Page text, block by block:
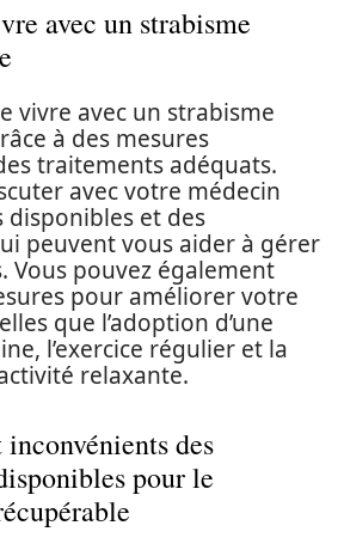
avec un strabisme
vivre avec un strabisme
à des mesures
traitements adéquats.
avec votre médecin
et des
peuvent vous aider à gérer
Vous pouvez également
pour améliorer votre
que l’adoption d’une
l’exercice régulier et la
relaxante.
inconvénients des
pour le